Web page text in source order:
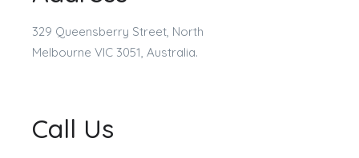
329 Queensberry Street, North
Melbourne VIC 3051, Australia.
Call Us